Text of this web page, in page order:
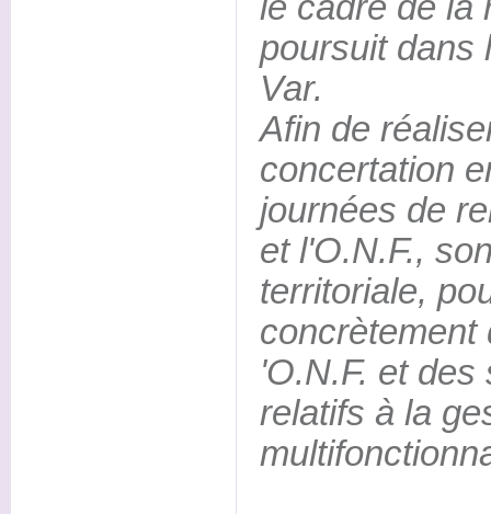
poursuit dans
Var.
Afin de
concertation
journées de
et l'O.N.F.,
territoriale,
concrètement
'O.N.F. et
relatifs à la